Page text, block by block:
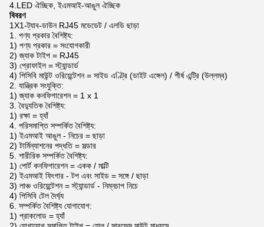
4.LED ঐচ্ছিক, ইএমআই-আঙুল ঐচ্ছিক
বিবরণ
1X1-ট্যাব-ডাউন RJ45 মডেডেট / এলডি ছাড়া
1. পণ্য প্রকার বৈশিষ্ট্য:
1) পণ্য প্রকার = সংযোগকারী
2) জ্যাক টাইপ = RJ45
3) প্রোফাইল = স্ট্যান্ডার্ড
4) পিসিবি মাউন্ট ওরিয়েন্টেশন = সাইড এণ্ট্রি (ডাইট এঙ্গেল) / শীর্ষ এন্ট্রি (উল্লম্ব)
2. যান্ত্রিক সংযুক্তি:
1) জ্যাক কনফিগারেশন = 1 x 1
3. বৈদ্যুতিক বৈশিষ্ট্য:
1) রক্ষা = হ্যাঁ
4. পরিসমাপ্তি সম্পর্কিত বৈশিষ্ট্য:
1) ইএমআই আঙুল - নিচের = ছাড়া
2) টার্মিন্যাশনের পদ্ধতি = সল্ডার
5. শারীরিক সম্পর্কিত বৈশিষ্ট্য:
1) পোর্ট কনফিগারেশন = একক / মাল্টি
2) ইএমআই ফিংগার - টপ এবং সাইড = সঙ্গে / ছাড়া
3) লাঞ্চ ওরিয়েন্টেশন = স্ট্যান্ডার্ড - নিম্নচাপ নিচে
4) পিসিবি টেল দৈর্ঘ্য
6. সম্পর্কিত বৈশিষ্ট্য যোগাযোগ:
1) প্রাকলোড = হ্যাঁ